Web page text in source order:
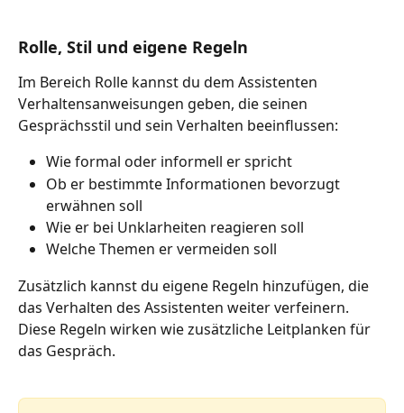
Rolle, Stil und eigene Regeln
Im Bereich Rolle kannst du dem Assistenten
Verhaltensanweisungen geben, die seinen
Gesprächsstil und sein Verhalten beeinflussen:
Wie formal oder informell er spricht
Ob er bestimmte Informationen bevorzugt
erwähnen soll
Wie er bei Unklarheiten reagieren soll
Welche Themen er vermeiden soll
Zusätzlich kannst du eigene Regeln hinzufügen, die
das Verhalten des Assistenten weiter verfeinern.
Diese Regeln wirken wie zusätzliche Leitplanken für
das Gespräch.